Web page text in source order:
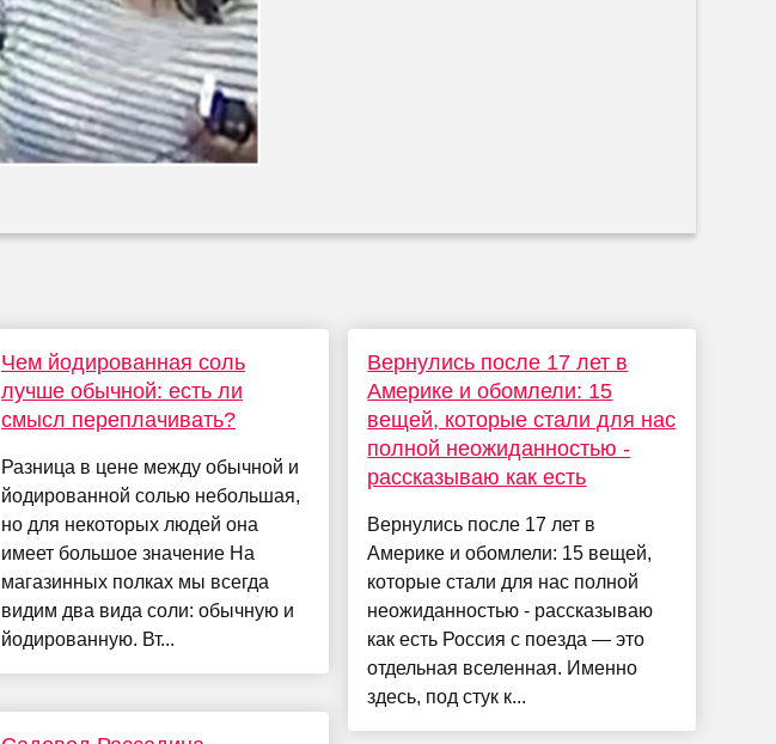
Чем йодированная соль
лучше обычной: есть ли
смысл переплачивать?
Разница в цене между обычной и
йодированной солью небольшая,
но для некоторых людей она
имеет большое значение На
магазинных полках мы всегда
видим два вида соли: обычную и
йодированную. Вт...
Вернулись после 17 лет в
Америке и обомлели: 15
вещей, которые стали для нас
полной неожиданностью -
рассказываю как есть
Вернулись после 17 лет в
Америке и обомлели: 15 вещей,
которые стали для нас полной
неожиданностью - рассказываю
как есть Россия с поезда — это
отдельная вселенная. Именно
здесь, под стук к...